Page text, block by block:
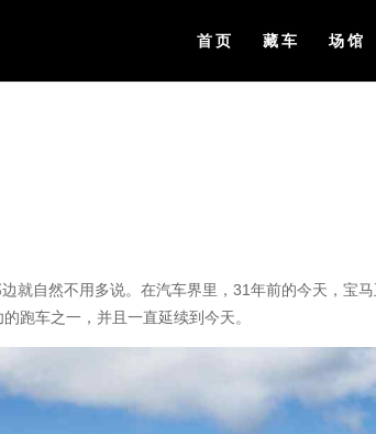
首页 藏车 场馆
就自然不用多说。在汽车界里，31年前的今天，宝
跑车之一，并且一直延续到今天。